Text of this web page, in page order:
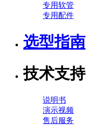
专用软管
专用配件
选型指南
技术支持
说明书
演示视频
售后服务